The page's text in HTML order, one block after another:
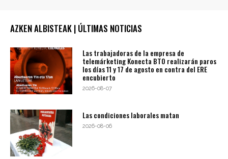
AZKEN ALBISTEAK | ÚLTIMAS NOTICIAS
Las trabajadoras de la empresa de
telemárketing Konecta BTO realizarán paros
los días 11 y 17 de agosto en contra del ERE
encubierto
2026-08-07
Las condiciones laborales matan
2026-08-06